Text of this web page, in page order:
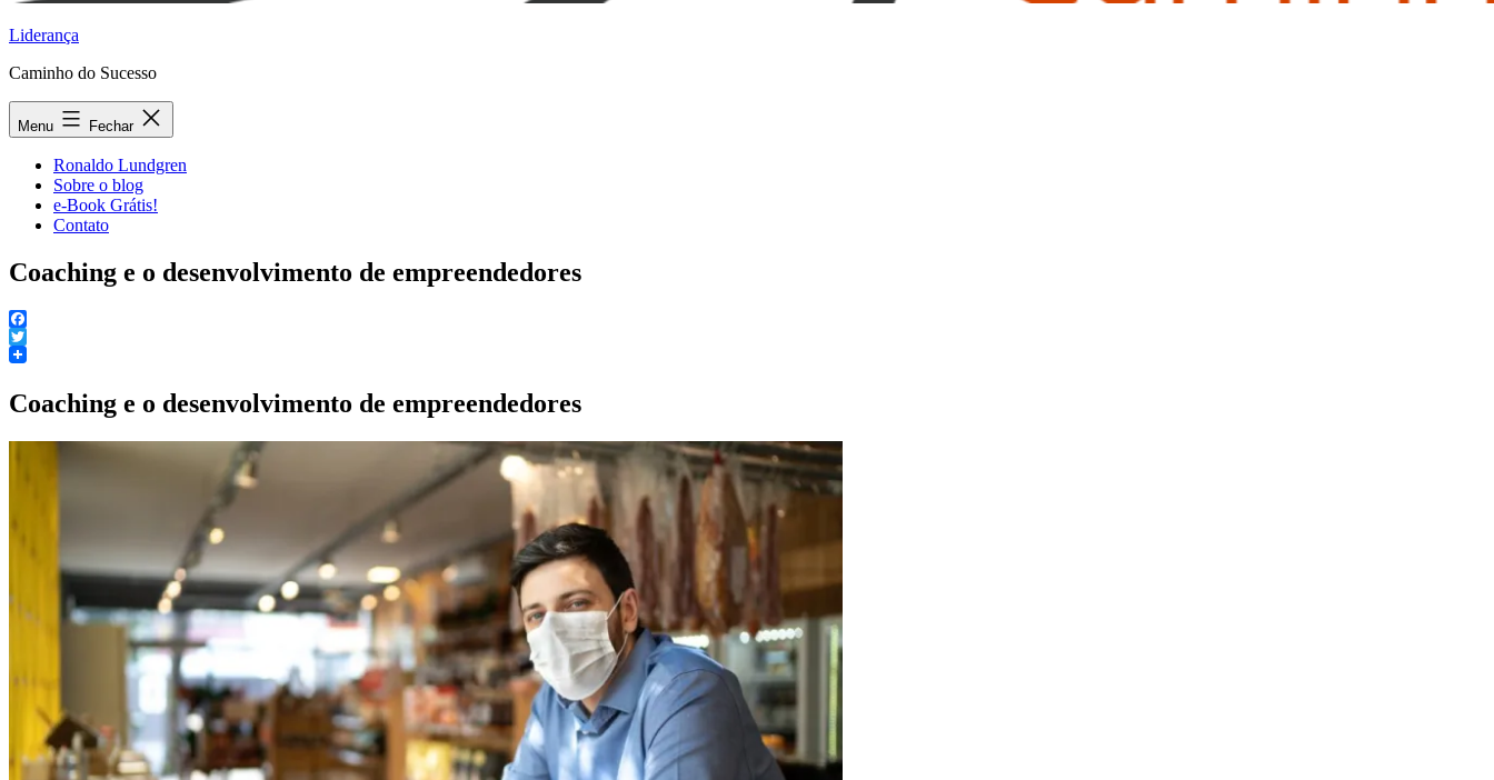
Liderança
Caminho do Sucesso
Menu Fechar
Ronaldo Lundgren
Sobre o blog
e-Book Grátis!
Contato
Coaching e o desenvolvimento de empreendedores
Facebook
Twitter
Coaching e o desenvolvimento de empreendedores